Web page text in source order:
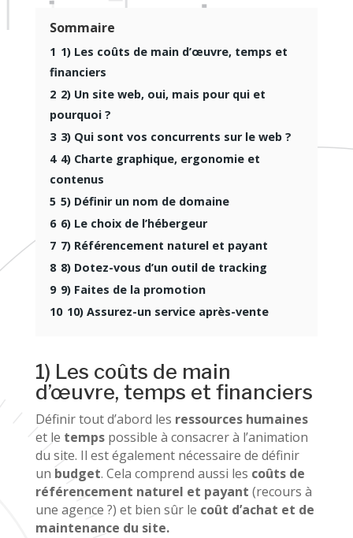
Sommaire
1 1) Les coûts de main d’œuvre, temps et
financiers
2 2) Un site web, oui, mais pour qui et
pourquoi ?
3 3) Qui sont vos concurrents sur le web ?
4 4) Charte graphique, ergonomie et
contenus
5 5) Définir un nom de domaine
6 6) Le choix de l’hébergeur
7 7) Référencement naturel et payant
8 8) Dotez-vous d’un outil de tracking
9 9) Faites de la promotion
10 10) Assurez-un service après-vente
1) Les coûts de main
d’œuvre, temps et financiers
Définir tout d’abord les ressources humaines
et le tempspossible à consacrer à l’animation
du site. Il est également nécessaire de définir
un budget. Cela comprend aussi les coûts de
référencement naturel et payant (recours à
une agence ?) et bien sûr le coût d’achat et de
maintenance du site.